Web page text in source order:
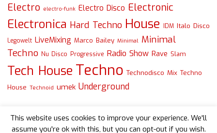
Electro electro-funk Electro Disco Electronic
Electronica Hard Techno House IDM Italo Disco
Legowelt LiveMixing Marco Bailey Minimal Minimal
Techno Nu Disco Progressive Radio Show Rave Slam
Tech House Techno Technodisco Mix Techno
House Technoid umek Underground
This website uses cookies to improve your experience. We'll
assume you're ok with this, but you can opt-out if you wish.